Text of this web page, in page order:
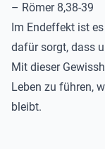
– Römer 8,38-39
Im Endeffekt ist
dafür sorgt, dass
Mit dieser
Leben zu führen,
bleibt.